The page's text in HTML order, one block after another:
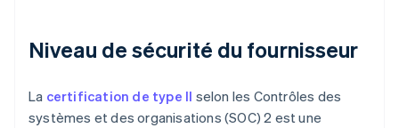
Niveau de sécurité du fournisseur
La certification de type II selon les Contrôles des
systèmes et des organisations (SOC) 2 est une